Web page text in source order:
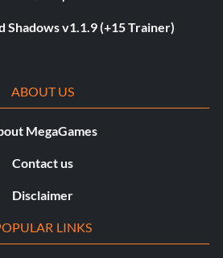
Shadows v1.1.9 (+15 Trainer)
ABOUT US
MegaGames
Contact us
Disclaimer
LINKS